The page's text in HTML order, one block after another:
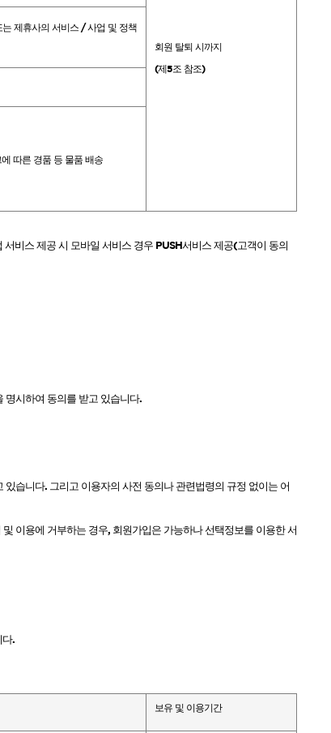
제주 충남 충북
회원 탈퇴 시까지
(제5조 참조)
제휴사의 서비스/사업 및 정책
따른 경품 등 물품 배송
서비스 제공 시 모바일 서비스 경우 PUSH서비스 제공(고객이 동의
명시하여 동의를 받고 있습니다.
있습니다. 그리고 이용자의 사전 동의나 관련법령의 규정 없이는 어
이용에 거부하는 경우, 회원가입은 가능하나 선택정보를 이용한 서
다.
보유 및 이용기간